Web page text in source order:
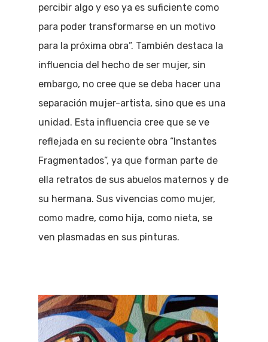
percibir algo y eso ya es suficiente como
para poder transformarse en un motivo
para la próxima obra”. También destaca la
influencia del hecho de ser mujer, sin
embargo, no cree que se deba hacer una
separación mujer-artista, sino que es una
unidad. Esta influencia cree que se ve
reflejada en su reciente obra “Instantes
Fragmentados”, ya que forman parte de
ella retratos de sus abuelos maternos y de
su hermana. Sus vivencias como mujer,
como madre, como hija, como nieta, se
ven plasmadas en sus pinturas.